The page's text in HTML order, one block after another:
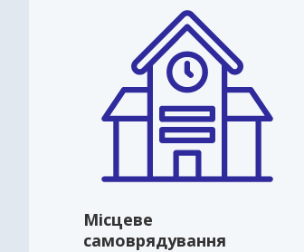
Місцеве
самоврядування